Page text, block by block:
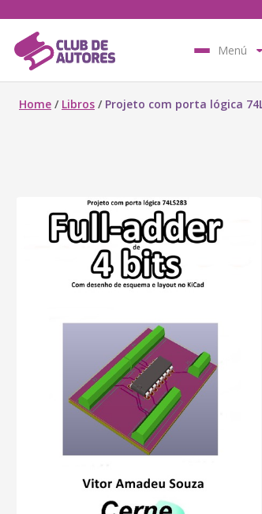
Menú
Home / Libros / Projeto com porta lógica